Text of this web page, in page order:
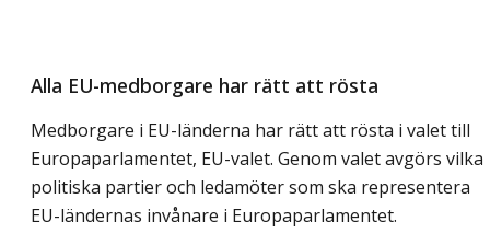
Alla EU-medborgare har rätt att rösta
Medborgare i EU-länderna har rätt att rösta i valet till
Europaparlamentet, EU-valet. Genom valet avgörs vilka
politiska partier och ledamöter som ska representera
EU-ländernas invånare i Europaparlamentet.